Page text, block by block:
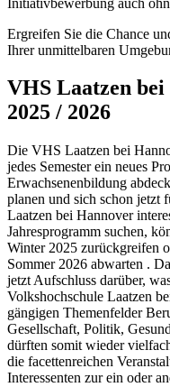
Ergreifen Sie die Chance
Ihrer unmittelbaren
VHS Laatzen
2025 / 2026
Die VHS Laatzen bei
jedes Semester ein neues
Erwachsenenbildung
planen und sich schon jetzt
Laatzen bei Hannover
Jahresprogramm suchen,
Winter 2025 zurückgreifen
Sommer 2026 abwarten .
jetzt Aufschluss darüber,
Volkshochschule Laatzen
gängigen Themenfelder
Gesellschaft, Politik,
dürften somit wieder
die facettenreichen
Interessenten zur ein oder